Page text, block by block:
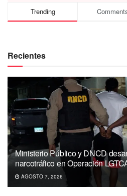
Trending
Recientes
Ministerio Público y DNCD
narcotráfico en Operación
AGOSTO 7, 2026